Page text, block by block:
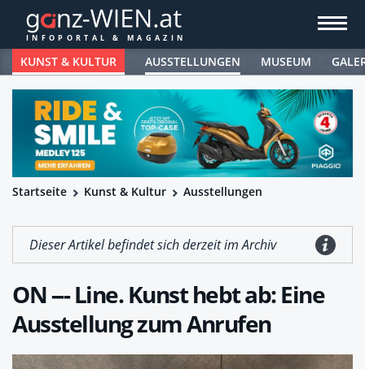
KUNST & KULTUR AUSSTELLUNGEN MUSEUM
Startseite Kunst & Kultur Ausstellungen
Dieser Artikel befindet sich derzeit im Archiv
ON --- Line. Kunst hebt ab: Eine
Ausstellung zum Anrufen